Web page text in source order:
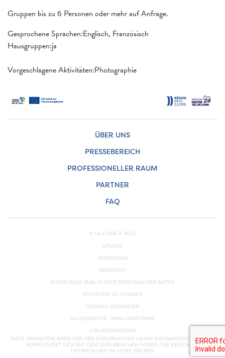
Gruppen bis zu 6 Personen oder mehr auf Anfrage.
Gesprochene Sprachen:Englisch, Französisch
Hausgruppen:ja
Vorgeschlagene Aktivitäten:Photographie
ÜBER UNS
PRESSEBEREICH
PROFESSIONELLER RAUM
PARTNER
FAQ
© LA LOIRE À VÉLO
APSULIS
IMPRESSUM
ÜBERSICHT
RICHTLINIEN ZUM SCHUTZ PERSÖNLICHER DATEN
RICHTLINIE ZU COOKIES
COOKIES VERWALTEN
ACCESSIBILITÉ : NON CONFORME
CGU RÉSERVATION
DIESE OPERATION WIRD VON DER EUROPÄISCHEN UNION KOFINANZIERT. EUROPA
VERPFLICHTET SICH MIT DEM EUROPÄISCHEN FONDS FÜR REGIONALE
ENTWICKLUNG IM LOIRE-BECKEN